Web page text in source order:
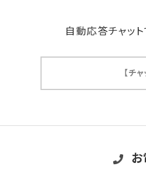
自動応答チャッ
【チ